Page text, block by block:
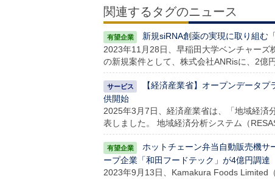
関連するタグのニュース
新規siRNA創薬の実現に取り組む
2023年11月28日、早稲田大学ベンチャーズ
の新規案件として、株式会社ANRisに、2億
【経済産業省】オープンデータ
供開始
2025年3月7日、経済産業省は、「地域経済
表しました。 地域経済分析システム（
ホットチェーン弁当自動販売機
ープ企業「和田フードテック」が4億円調達
2023年9月13日、Kamakura Foods Limited